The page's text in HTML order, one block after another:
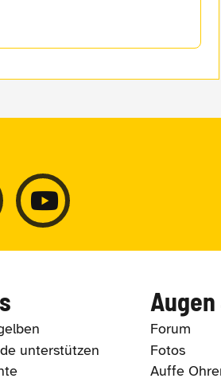
unterstützen
Forum
Fotos
Auffe